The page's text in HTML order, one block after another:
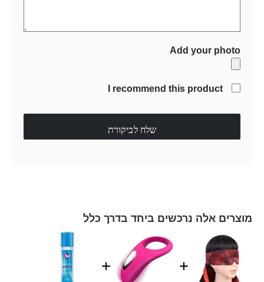
Add your photo
I recommend this product
שלח לביקורת
מוצרים אלה נרכשים ביחד בדרך כלל